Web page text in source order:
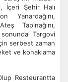
İçeri Şehir Halı
Yanardağını,
Tapınağını,
Targovi
serbest zaman
ve konaklama
Resteurantta